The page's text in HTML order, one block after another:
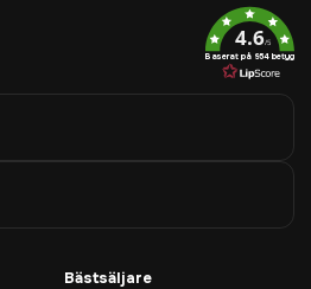
4.6/5
Baserat på 954 betyg
Bästsäljare